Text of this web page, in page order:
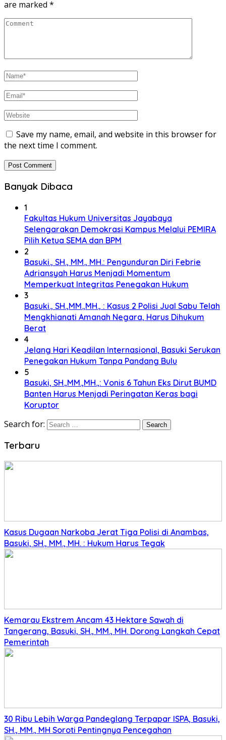
are marked *
Save my name, email, and website in this browser for
the next time I comment.
Banyak Dibaca
1
Fakultas Hukum Universitas Jayabaya
Selengarakan Demokrasi Kampus Melalui PEMIRA
Pilih Ketua SEMA dan BPM
2
Basuki., SH., MM., MH.: Pengunduran Diri Febrie
Adriansyah Harus Menjadi Momentum
Memperkuat Integritas Penegakan Hukum
3
Basuki., SH.,MM.,MH., : Kasus 2 Polisi Jual Sabu Telah
Mengkhianati Amanah Negara, Harus Dihukum
Berat
4
Jelang Hari Keadilan Internasional, Basuki Serukan
Penegakan Hukum Tanpa Pandang Bulu
5
Basuki, SH.,MM.,MH.,: Vonis 6 Tahun Eks Dirut BUMD
Banten Harus Menjadi Peringatan Keras bagi
Koruptor
Search for:
Terbaru
Kasus Dugaan Narkoba Jerat Tiga Polisi di Anambas,
Basuki, SH., MM., MH. : Hukum Harus Tegak
Kemarau Ekstrem Ancam 43 Hektare Sawah di
Tangerang, Basuki, SH., MM., MH. Dorong Langkah Cepat
Pemerintah
30 Ribu Lebih Warga Pandeglang Terpapar ISPA, Basuki,
SH., MM., MH Soroti Pentingnya Pencegahan